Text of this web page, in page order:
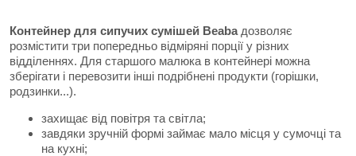
Контейнер для сипучих сумішей Beabaдозволяє
розмістити три попередньо відміряні порції у різних
відділеннях. Для старшого малюка в контейнері можна
зберігати і перевозити інші подрібнені продукти (горішки,
родзинки...).
захищає від повітря та світла;
завдяки зручній формі займає мало місця у сумочці та
на кухні;